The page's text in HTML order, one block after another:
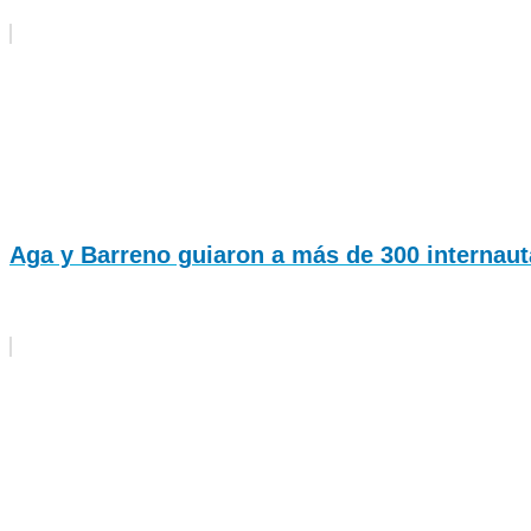
Aga y Barreno guiaron a más de 300